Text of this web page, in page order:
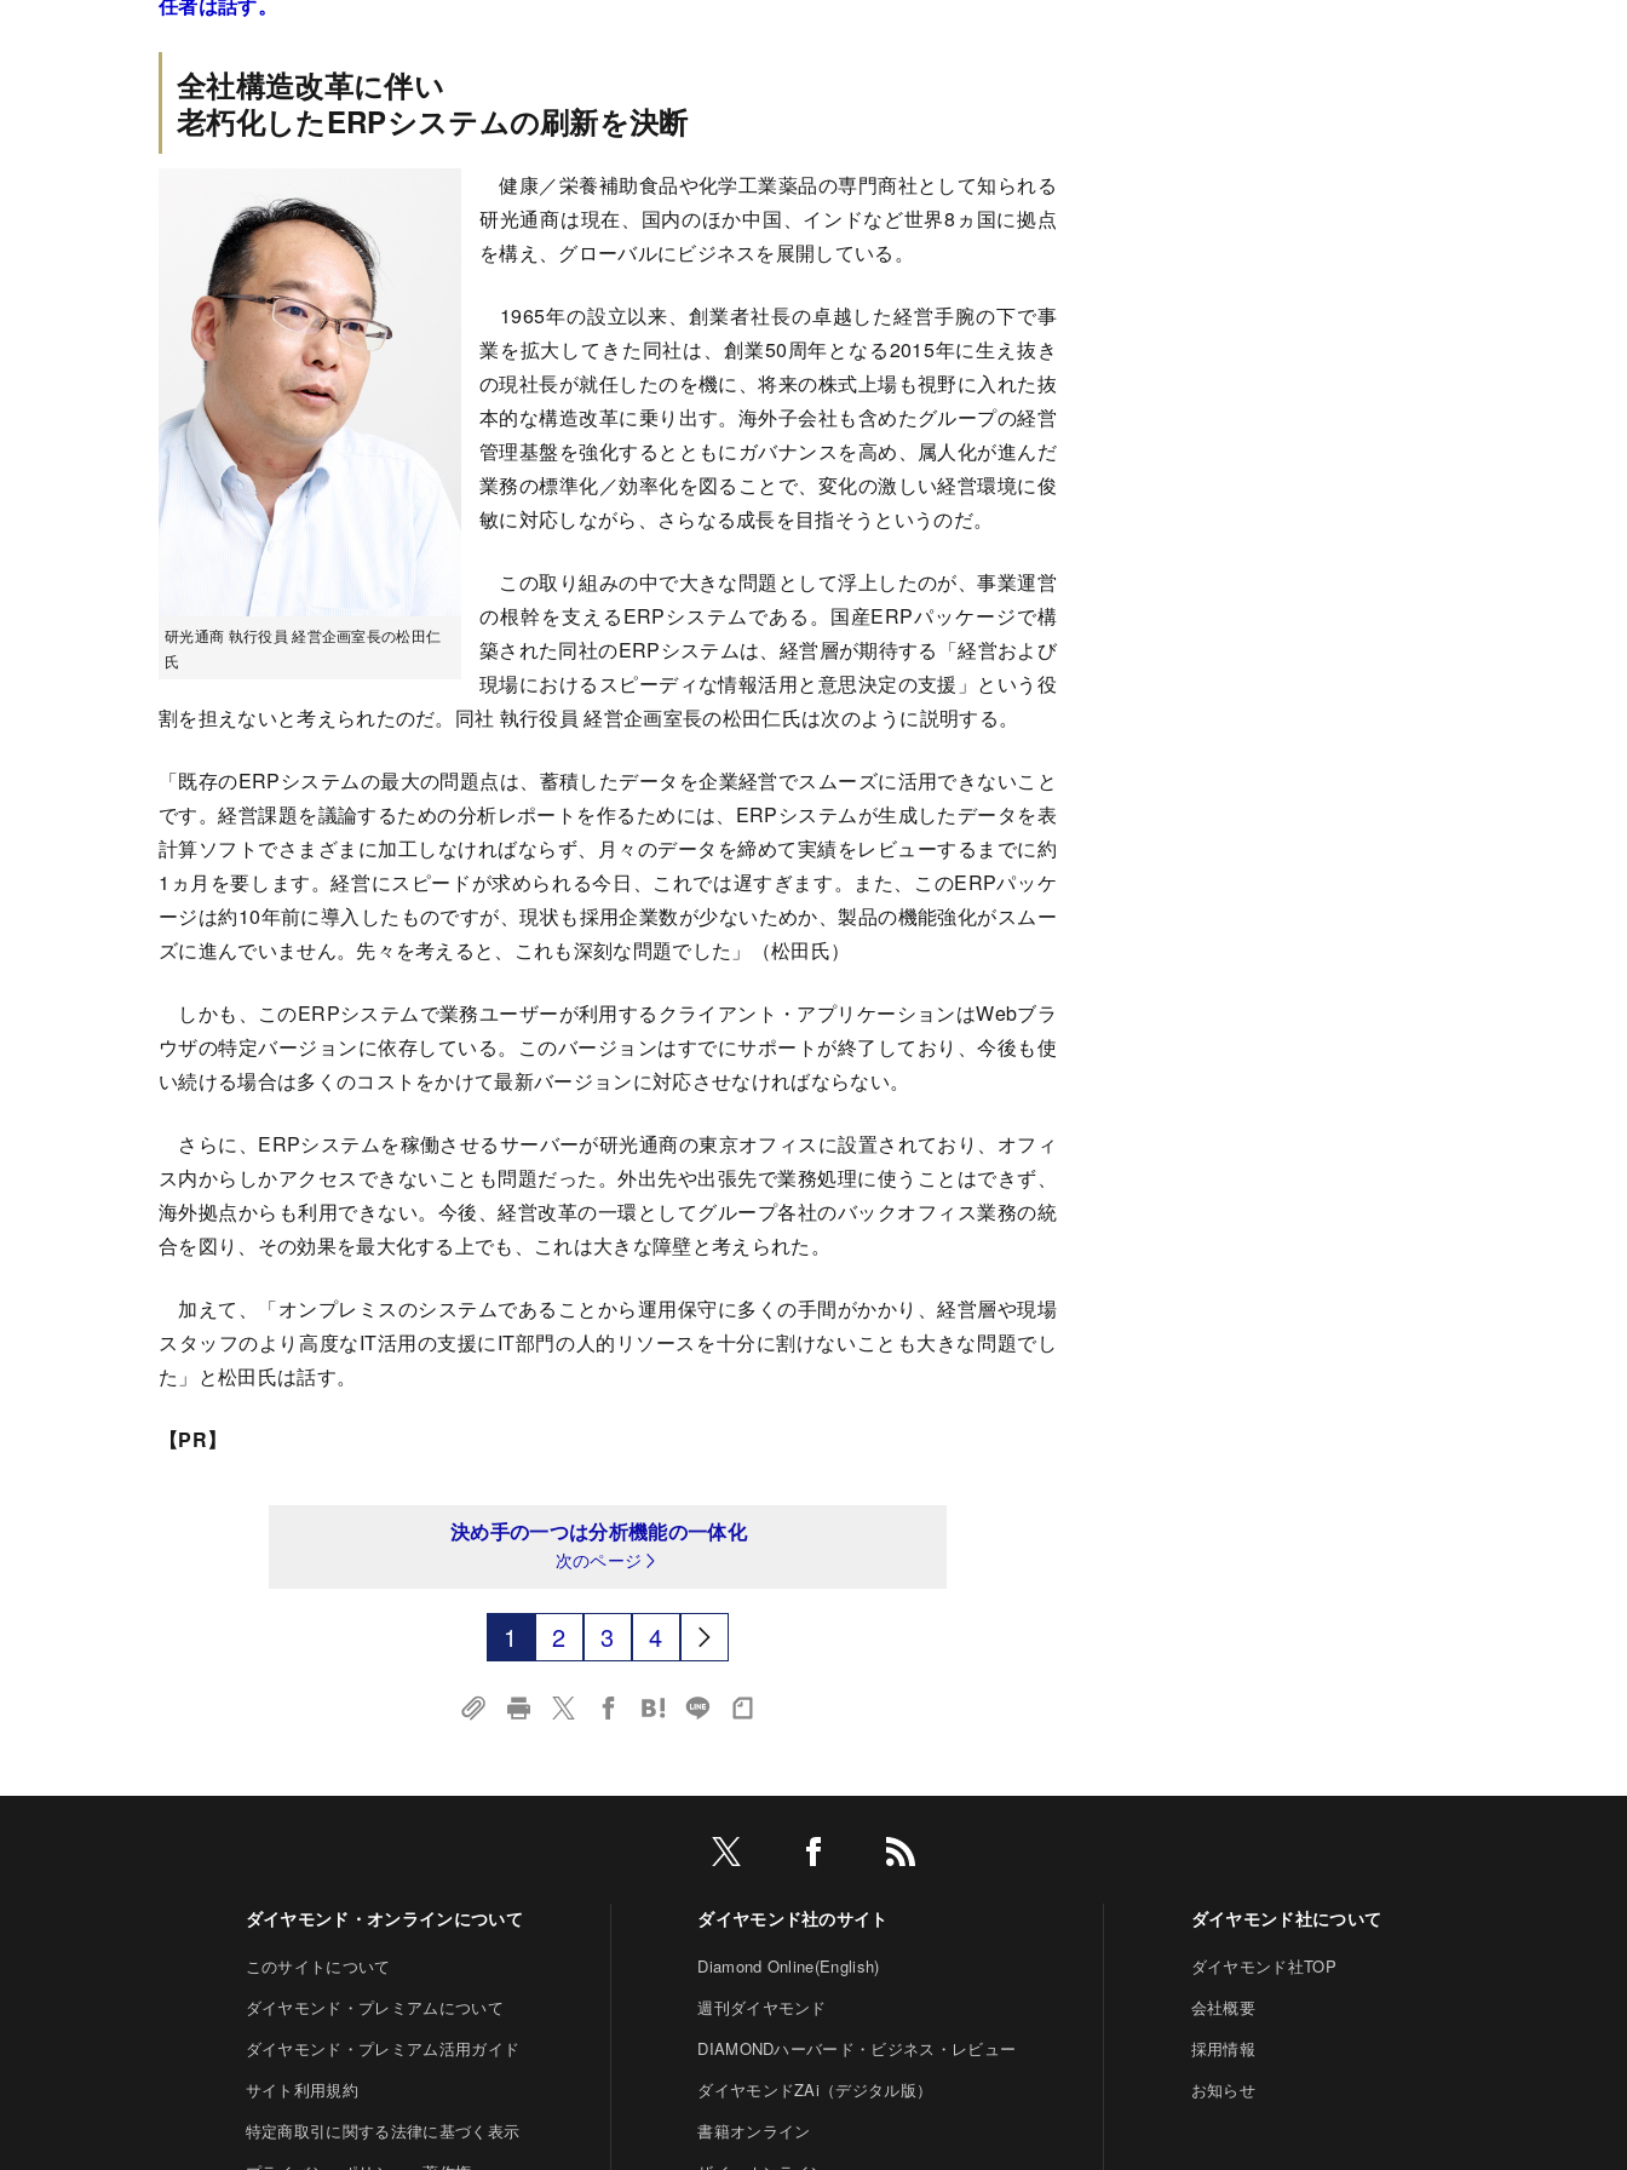
全社構造改革に伴い
老朽化したERPシステムの刷新を決断
研光通商 執行役員 経営企画室長の松田仁
氏
健康／栄養補助食品や化学工業薬品の専門商社として知られる
研光通商は現在、国内のほか中国、インドなど世界8ヵ国に拠点
を構え、グローバルにビジネスを展開している。
1965年の設立以来、創業者社長の卓越した経営手腕の下で事
業を拡大してきた同社は、創業50周年となる2015年に生え抜き
の現社長が就任したのを機に、将来の株式上場も視野に入れた抜
本的な構造改革に乗り出す。海外子会社も含めたグループの経営
管理基盤を強化するとともにガバナンスを高め、属人化が進んだ
業務の標準化／効率化を図ることで、変化の激しい経営環境に俊
敏に対応しながら、さらなる成長を目指そうというのだ。
この取り組みの中で大きな問題として浮上したのが、事業運営
の根幹を支えるERPシステムである。国産ERPパッケージで構
築された同社のERPシステムは、経営層が期待する「経営および
現場におけるスピーディな情報活用と意思決定の支援」という役
割を担えないと考えられたのだ。同社 執行役員 経営企画室長の松田仁氏は次のように説明する。
「既存のERPシステムの最大の問題点は、蓄積したデータを企業経営でスムーズに活用できないこと
です。経営課題を議論するための分析レポートを作るためには、ERPシステムが生成したデータを表
計算ソフトでさまざまに加工しなければならず、月々のデータを締めて実績をレビューするまでに約
1ヵ月を要します。経営にスピードが求められる今日、これでは遅すぎます。また、このERPパッケ
ージは約10年前に導入したものですが、現状も採用企業数が少ないためか、製品の機能強化がスムー
ズに進んでいません。先々を考えると、これも深刻な問題でした」（松田氏）
しかも、このERPシステムで業務ユーザーが利用するクライアント・アプリケーションはWebブラ
ウザの特定バージョンに依存している。このバージョンはすでにサポートが終了しており、今後も使
い続ける場合は多くのコストをかけて最新バージョンに対応させなければならない。
さらに、ERPシステムを稼働させるサーバーが研光通商の東京オフィスに設置されており、オフィ
ス内からしかアクセスできないことも問題だった。外出先や出張先で業務処理に使うことはできず、
海外拠点からも利用できない。今後、経営改革の一環としてグループ各社のバックオフィス業務の統
合を図り、その効果を最大化する上でも、これは大きな障壁と考えられた。
加えて、「オンプレミスのシステムであることから運用保守に多くの手間がかかり、経営層や現場
スタッフのより高度なIT活用の支援にIT部門の人的リソースを十分に割けないことも大きな問題でし
た」と松田氏は話す。
【PR】
決め手の一つは分析機能の一体化
次のページ
1 2 3 4
ダイヤモンド・オンラインについて
このサイトについて
ダイヤモンド・プレミアムについて
ダイヤモンド・プレミアム活用ガイド
サイト利用規約
特定商取引に関する法律に基づく表示
ダイヤモンド社のサイト
Diamond Online(English)
週刊ダイヤモンド
DIAMONDハーバード・ビジネス・レビュー
ダイヤモンドZAi（デジタル版）
書籍オンライン
ダイヤモンド社について
ダイヤモンド社TOP
会社概要
採用情報
お知らせ